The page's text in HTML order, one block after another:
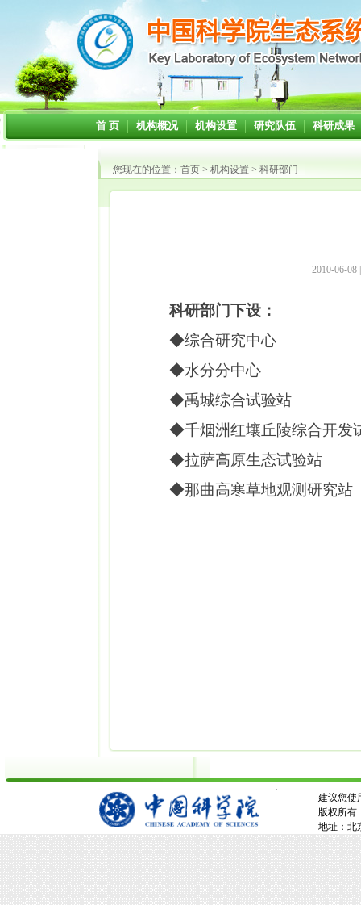
首 页 机构概况 机构设置 研究队伍 科研成果
您现在的位置： 首页 > 机构设置 > 科研部门
2010-06-08
科研部门下设：
◆综合研究中心
◆水分分中心
◆禹城综合试验站
◆千烟洲红壤丘陵综合开发
◆拉萨高原生态试验站
◆那曲高寒草地观测研究站
建议您使
版权所有
地址：北